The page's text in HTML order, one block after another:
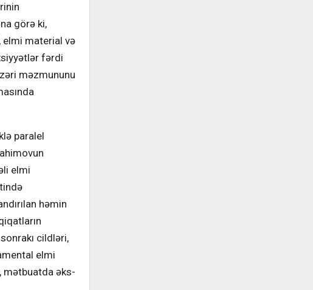
görə ki,
elmi material və
fərdi
məzmununu
paralel
elmi
həmin
cildləri,
elmi
mətbuatda əks-